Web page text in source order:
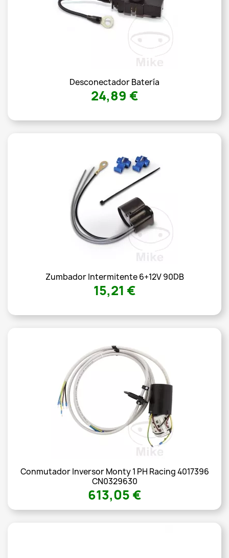
Desconectador Batería
24,89 €
Zumbador Intermitente 6+12V 90DB
15,21 €
Conmutador Inversor Monty 1 PH Racing 4017396
CN0329630
613,05 €